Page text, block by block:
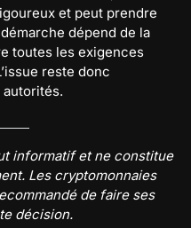
et peut prendre
dépend de la
toutes les exigences
reste donc
informatif et ne constitue
Les cryptomonnaies
de faire ses
décision.